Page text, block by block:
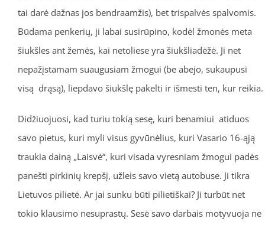
tai darė dažnas jos bendraamžis), bet trispalvės spalvomis.
Būdama penkerių, ji labai susirūpino, kodėl žmonės meta
šiukšles ant žemės, kai netoliese yra šiukšliadėžė. Ji net
nepažįstamam suaugusiam žmogui (be abejo, sukaupusi
visą drąsą), liepdavo šiukšlę pakelti ir išmesti ten, kur reikia.
Didžiuojuosi, kad turiu tokią sesę, kuri benamiui atiduos
savo pietus, kuri myli visus gyvūnėlius, kuri Vasario 16-ąją
traukia dainą „Laisvė“, kuri visada vyresniam žmogui padės
panešti pirkinių krepšį, užleis savo vietą autobuse. Ji tikra
Lietuvos pilietė. Ar jai sunku būti pilietiškai? Ji turbūt net
tokio klausimo nesuprastų. Sesė savo darbais motyvuoja ne